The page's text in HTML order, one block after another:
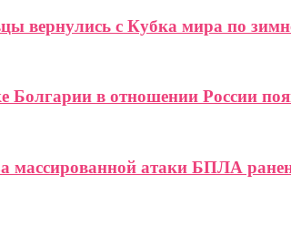
вернулись с Кубка мира по
в отношении России
массированной атаки БПЛА